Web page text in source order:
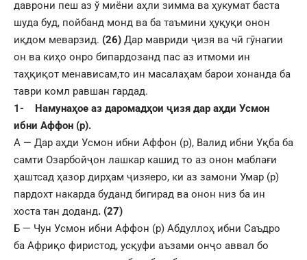
даврони пеш аз ў миёни аҳли зимма ва ҳукумат баста
шуда буд, пойбанд монд ва ба таъмини ҳуқуқи онон
иқдом меварзид. (26) Дар мавриди ҷизя ва чӣ гӯнагии
он ва киҳо онро бипардозанд пас аз итмоми ин
таҳқиқот менависам,то ин масалаҳам барои хонанда ба
таври комл равшан гардад.
1- Намунаҳое аз даромадҳои ҷизя дар аҳди Усмон
ибни Аффон (р).
А — Дар аҳди Усмон ибни Аффон (р), Валид ибни Уқба ба
самти Озарбойҷон лашкар кашид то аз онон маблағи
ҳаштсад ҳазор дирҳам ҷизяеро, ки аз замони Умар (р)
пардохт накарда буданд бигирад ва онон низ ба ин
хоста тан доданд. (27)
Б — Чун Усмон ибни Аффон (р) Абдуллоҳ ибни Саъдро
ба Африқо фиристод, усқуфи аъзами онҷо аввал бо